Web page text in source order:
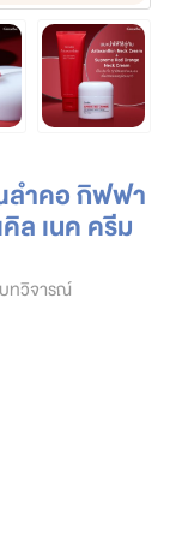
ลำคอ กิฟฟา
ล เนค ครีม
ทวิจารณ์